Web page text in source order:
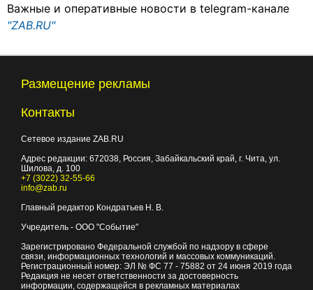
Важные и оперативные новости в telegram-канале
"ZAB.RU"
Размещение рекламы
Контакты
Сетевое издание ZAB.RU
Адрес редакции: 672038 , Россия, Забайкальский край, г. Чита ул.
Шилова, д. 100
+7 (3022) 32-55-66
info@zab.ru
Главный редактор Кондратьев Н. В.
Учредитель - ООО "Событие"
Зарегистрировано Федеральной службой по надзору в сфере
связи, информационных технологий и массовых коммуникаций.
Регистрационный номер: ЭЛ № ФС 77 - 75882 от 24 июня 2019 года
Редакция не несет ответственности за достоверность
информации, содержащейся в рекламных материалах